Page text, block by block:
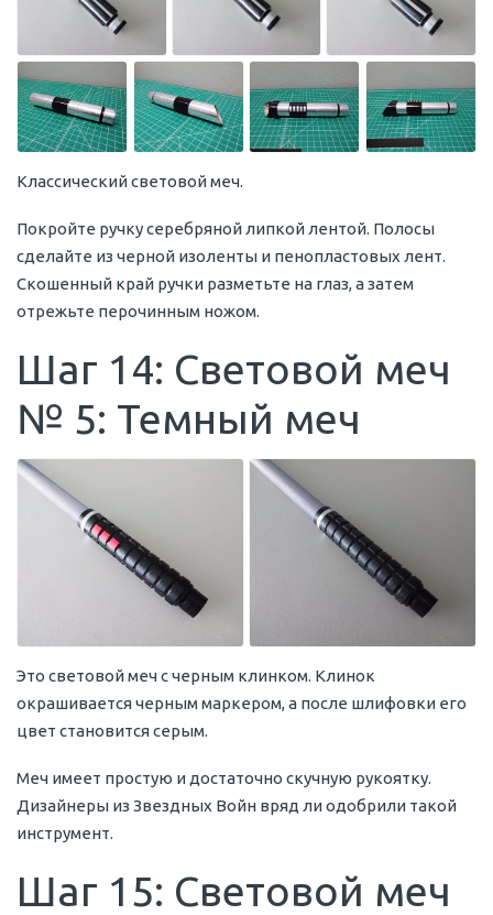
Классический световой меч.
Покройте ручку серебряной липкой лентой. Полосы
сделайте из черной изоленты и пенопластовых лент.
Скошенный край ручки разметьте на глаз, а затем
отрежьте перочинным ножом.
Шаг 14: Световой меч
№ 5: Темный меч
Это световой меч с черным клинком. Клинок
окрашивается черным маркером, а после шлифовки его
цвет становится серым.
Меч имеет простую и достаточно скучную рукоятку.
Дизайнеры из Звездных Войн вряд ли одобрили такой
инструмент.
Шаг 15: Световой меч